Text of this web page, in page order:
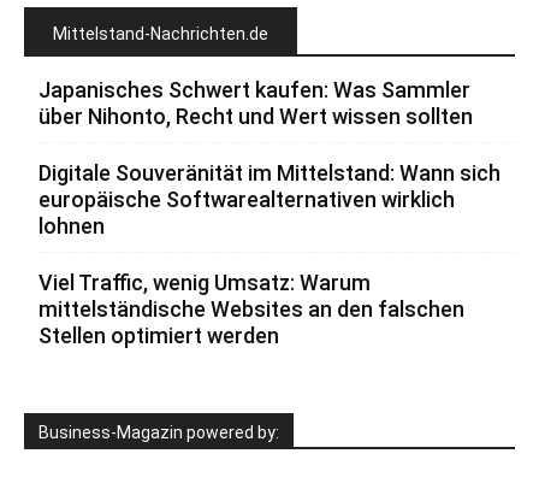
Mittelstand-Nachrichten.de
Japanisches Schwert kaufen: Was Sammler
über Nihonto, Recht und Wert wissen sollten
Digitale Souveränität im Mittelstand: Wann sich
europäische Softwarealternativen wirklich
lohnen
Viel Traffic, wenig Umsatz: Warum
mittelständische Websites an den falschen
Stellen optimiert werden
Business-Magazin powered by: